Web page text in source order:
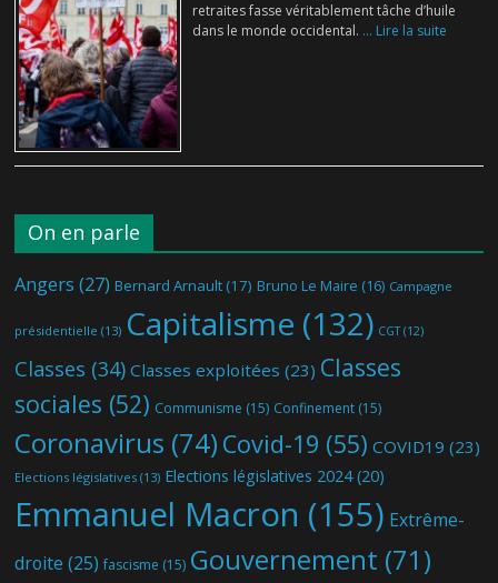
retraites fasse véritablement tâche d’huile
dans le monde occidental. ... Lire la suite
On en parle
Angers (27) Bernard Arnault (17) Bruno Le Maire (16) Campagne
présidentielle (13) Capitalisme (132) CGT(12)
Classes (34) Classes exploitées (23) Classes
sociales (52) Communisme (15) Confinement (15)
Coronavirus (74) Covid-19 (55) COVID19 (23)
Elections législatives (13) Elections législatives 2024(20)
Emmanuel Macron (155) Extrême-
droite (25) fascisme (15) Gouvernement (71)